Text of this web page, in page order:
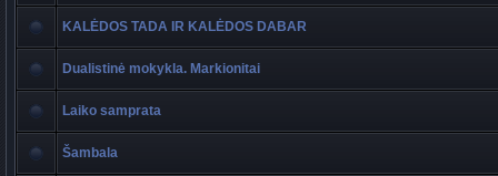
KALĖDOS TADA IR KALĖDOS DABAR
Dualistinė mokykla. Markionitai
Laiko samprata
Šambala